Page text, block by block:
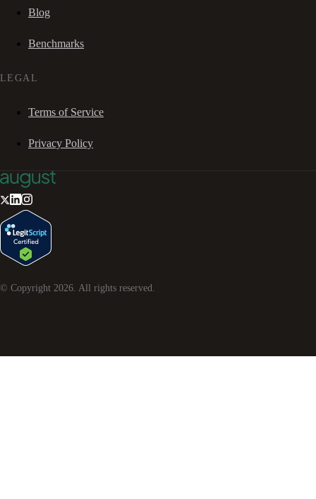
Blog
Benchmarks
LEGAL
Terms of Service
Privacy Policy
© Copyright 2026. All rights reserved.